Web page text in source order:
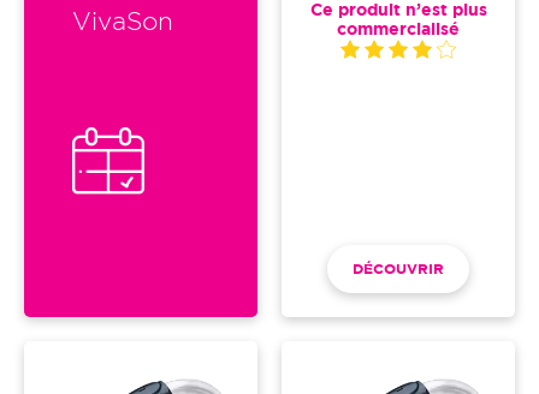
VivaSon
Ce produit n’est plus
commercialisé
DÉCOUVRIR